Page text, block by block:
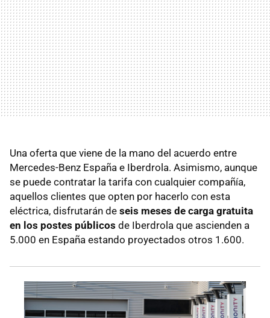
Una oferta que viene de la mano del acuerdo entre
Mercedes-Benz España e Iberdrola. Asimismo, aunque
se puede contratar la tarifa con cualquier compañía,
aquellos clientes que opten por hacerlo con esta
eléctrica, disfrutarán de seis meses de carga gratuita
en los postes públicos de Iberdrola que ascienden a
5.000 en España estando proyectados otros 1.600.